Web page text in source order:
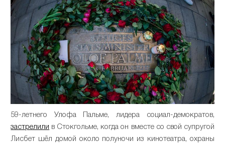
59-летнего Улофа Пальме, лидера социал-демократов,
застрелили в Стокгольме, когда он вместе со свой супругой
Лисбет шёл домой около полуночи из кинотеатра, охраны